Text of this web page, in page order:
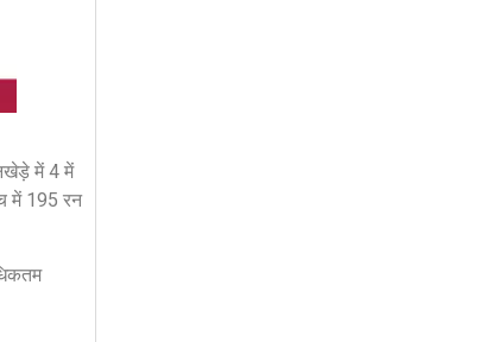
में 4 में
में 195 रन